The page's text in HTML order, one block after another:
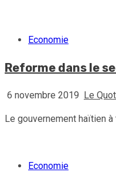
Economie
Reforme dans le
6 novembre 2019 Le
Le gouvernement haïtien
Economie